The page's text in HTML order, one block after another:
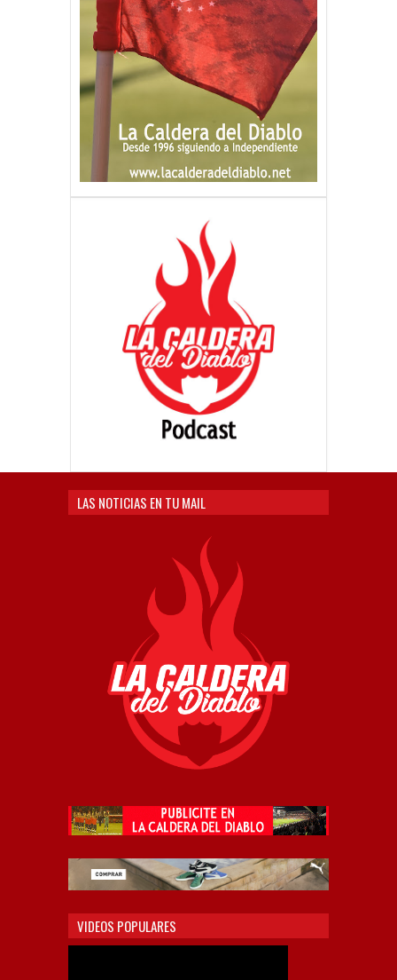
LAS NOTICIAS EN TU MAIL
VIDEOS POPULARES